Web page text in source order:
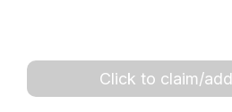
Click to claim/